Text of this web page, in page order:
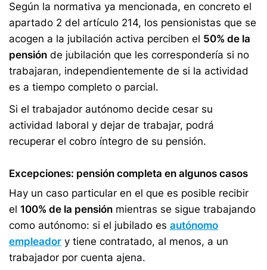
Según la normativa ya mencionada, en concreto el
apartado 2 del artículo 214, los pensionistas que se
acogen a la jubilación activa perciben el 50% de la
pensión de jubilación que les correspondería si no
trabajaran, independientemente de si la actividad
es a tiempo completo o parcial.
Si el trabajador autónomo decide cesar su
actividad laboral y dejar de trabajar, podrá
recuperar el cobro íntegro de su pensión.
Excepciones: pensión completa en algunos casos
Hay un caso particular en el que es posible recibir
el 100% de la pensión mientras se sigue trabajando
como autónomo: si el jubilado es autónomo
empleador y tiene contratado, al menos, a un
trabajador por cuenta ajena.